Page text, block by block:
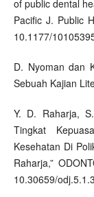
of public dental
Pacific J. Public
10.1177/
D. Nyoman dan
Sebuah Kajian
Y. D. Raharja,
Tingkat
Kesehatan Di
Raharja,”
10.30659/